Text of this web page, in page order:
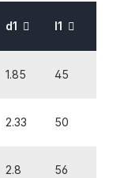
d1 l1
1.85 45
2.33 50
2.8 56